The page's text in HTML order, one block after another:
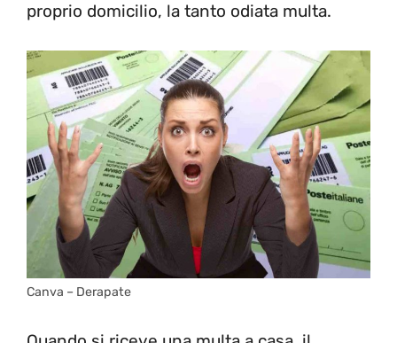
proprio domicilio, la tanto odiata multa.
Canva – Derapate